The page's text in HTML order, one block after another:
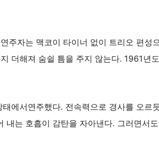
주자는 맥코이 타이너 없이 트리오 편성으
더해져 숨쉴 틈을 주지 않는다. 1961년도
에서연주했다. 전속력으로 경사를 오르
내는 호흡이 감탄을 자아낸다. 그러면서